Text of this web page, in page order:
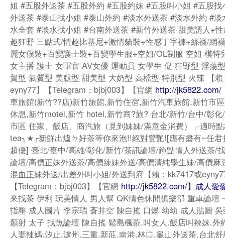
姐 #五股外送茶 #五股外約 #五股約妹 #五股叫小姐 #五股找
外送茶 #泰山找小姐 #泰山外約 #淡水外送茶 #淡水外約 #淡
水全套 #淡水找小姐 #台南外送茶 #新竹外送茶 甜美誘人+
趣狂野 三點式/情趣比基尼+激情貓裝+性感丁字褲+絲襪/網
麗女僕裝+百變護士裝+百變學生服+空姐/OL制服 空姐 模特
女主播 護士 女軍官 AV女優 運動員 女學生 促 狂野型 淫蕩
貿型 氣質型 美腿型 甜美型 大奶型 高檔型 特別型 火辣 【
eyny77】【Telegram：bjbj003】【官網 http://jk5822.com/
車旅館(新竹??店)新竹旅館,新竹住宿,新竹汽車旅館,新竹市
休息,新竹motel,新竹 hotel,新竹商?旅? 台北/新竹/台中/彰
市區 住家、飯店、商汽旅（見到妹妹/滿意金消費）╭適時
tea╮★╭新鮮出爐ㄉ好茶等你來泡!!絕對驚艷![應有盡有~任
超優] 臺北/臺中/高雄/彰化/新竹/茶訊論壇/鐘點情人外送茶/
論壇/高價正妹外送茶/高價辣妹外送/高價清純學生妹/高價麻
混血正妹外送/出差外叫小姐/外送到府【賴：kk7417或
【Telegram：bjbj003】【官網 http://jk5822.com/】成人愛
來找茶 伊利 玩美情人 男人幫 QK情色休閒俱樂部 重車論壇
指壓 成人圖片 李宗瑞 蒼井空 陳自搖 口爆 幼幼 成人貼圖
顏射 太子 找魚論壇 陳自搖 鬆島楓茶.叫女人.飯店叫辣妹.外
人妻辣媽.汐止.瀘州.三重.新莊.南港.林口.龜山外送茶.台北